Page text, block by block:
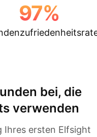
97%
bei, die
verwenden
Ihres ersten Elfsight